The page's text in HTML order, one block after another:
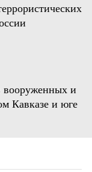
вооруженных и
Кавказе и юге